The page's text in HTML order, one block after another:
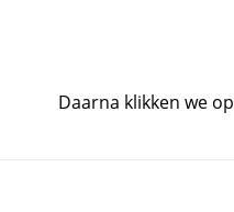
Daarna klikken we op